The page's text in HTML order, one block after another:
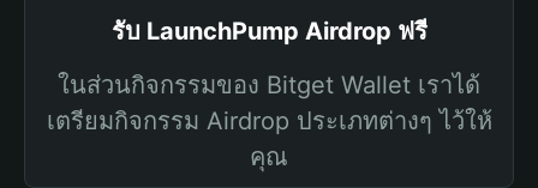
รับ LaunchPump Airdrop ฟรี
ในส่วนกิจกรรมของ Bitget Wallet เราได้
เตรียมกิจกรรม Airdrop ประเภทต่างๆ ไว้ให้
คุณ